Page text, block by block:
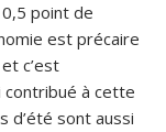
point de
est précaire
c’est
contribué à cette
d’été sont aussi